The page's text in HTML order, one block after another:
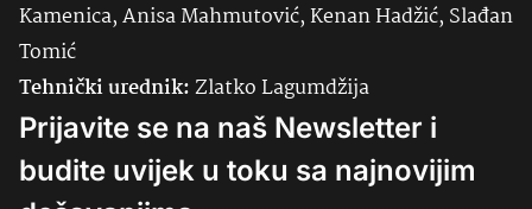
Kamenica, Anisa Mahmutović, Kenan Hadžić, Slađan
Tomić
Tehnički urednik:Zlatko Lagumdžija
Prijavite se na naš Newsletter i
budite uvijek u toku sa najnovijim